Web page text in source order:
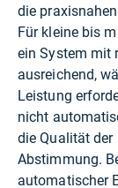
die
Für kleine bis
ein System mit
ausreichend,
Leistung
nicht
die Qualität der
Abstimmung.
automatischer